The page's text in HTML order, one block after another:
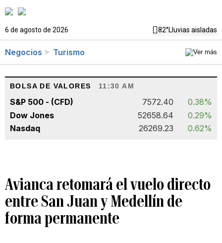
6 de agosto de 2026 82°Lluvias aisladas
Negocios Turismo
BOLSA DE VALORES 11:30 AM
S&P 500 - (CFD) 7572.40
0.38%
Dow Jones
52658.64
0.29%
Nasdaq
26269.23 0.62%
Avianca retomará el vuelo directo
entre San Juan y Medellín de
forma permanente